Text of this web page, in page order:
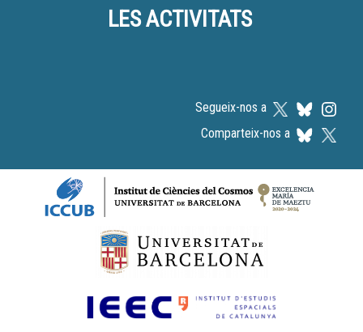
LES ACTIVITATS
Segueix-nos a
Comparteix-nos a
Logos footer